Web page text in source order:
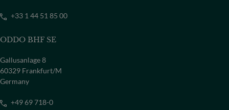
+33 1 44 51 85 00
ODDO BHF SE
Gallusanlage 8
60329 Frankfurt/M
Germany
+49 69 718-0